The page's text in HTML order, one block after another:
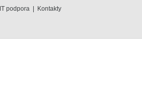
IT podpora Kontakty